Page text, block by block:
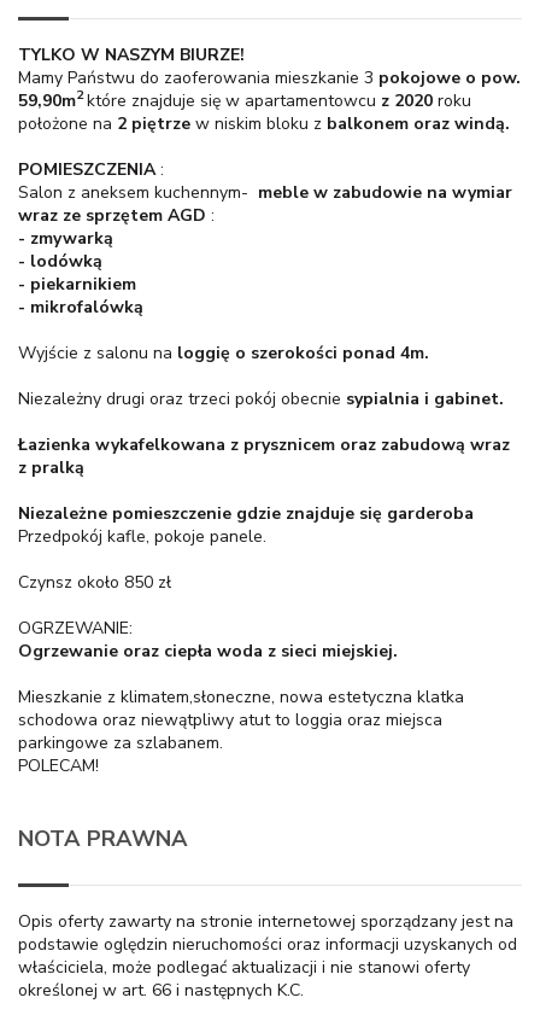
TYLKO W NASZYM BIURZE!
Mamy Państwu do zaoferowania mieszkanie 3 pokojowe o pow.
59,90m2które znajduje się w apartamentowcu z 2020 roku
położone na 2 piętrze w niskim bloku z balkonem oraz windą.
POMIESZCZENIA:
Salon z aneksem kuchennym- meble w zabudowie na wymiar
wraz ze sprzętem AGD :
- zmywarką
- lodówką
- piekarnikiem
- mikrofalówką
Wyjście z salonu na loggię o szerokości ponad 4m.
Niezależny drugi oraz trzeci pokój obecnie sypialnia i gabinet.
Łazienka wykafelkowana z prysznicem oraz zabudową wraz
z pralką
Niezależne pomieszczenie gdzie znajduje się garderoba
Przedpokój kafle, pokoje panele.
Czynsz około 850 zł
OGRZEWANIE:
Ogrzewanie oraz ciepła woda z sieci miejskiej.
Mieszkanie z klimatem,słoneczne, nowa estetyczna klatka
schodowa oraz niewątpliwy atut to loggia oraz miejsca
parkingowe za szlabanem.
POLECAM!
NOTA PRAWNA
Opis oferty zawarty na stronie internetowej sporządzany jest na
podstawie oględzin nieruchomości oraz informacji uzyskanych od
właściciela, może podlegać aktualizacji i nie stanowi oferty
określonej w art. 66 i następnych K.C.